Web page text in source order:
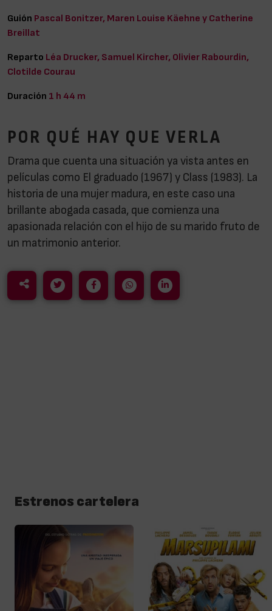
Guión Pascal Bonitzer, Maren Louise Käehne y Catherine
Breillat
Reparto Léa Drucker, Samuel Kircher, Olivier Rabourdin,
Clotilde Courau
Duración 1 h 44 m
POR QUÉ HAY QUE VERLA
Drama que cuenta una situación ya vista antes en
películas como El graduado (1967) y Class (1983). La
historia de una mujer madura, en este caso una
brillante abogada casada, que comienza una
apasionada relación con el hijo de su marido fruto de
un matrimonio anterior.
Estrenos cartelera